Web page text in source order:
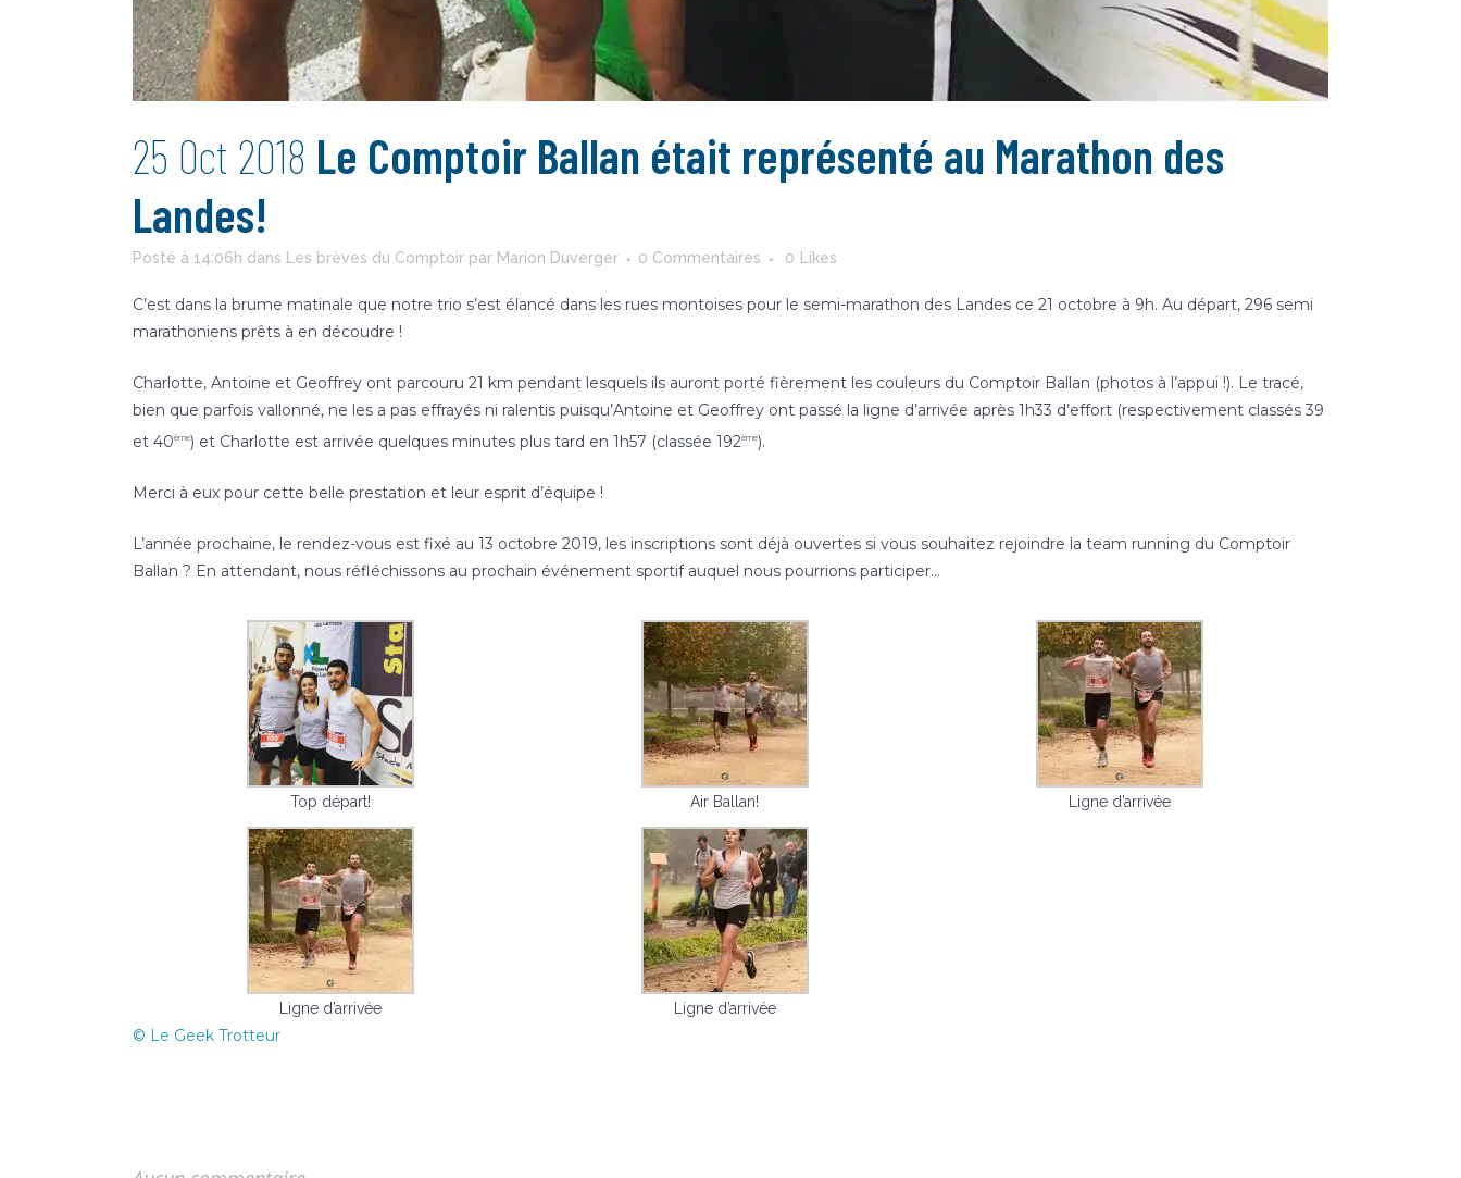
25 Oct 2018 Le Comptoir Ballan était représenté au Marathon des
Landes!
Posté à 14:06h dans Les brèves du Comptoir par Marion Duverger 0 Commentaires 0 Likes
C’est dans la brume matinale que notre trio s’est élancé dans les rues montoises pour le semi-marathon des Landes ce 21 octobre à 9h. Au départ, 296 semi
marathoniens prêts à en découdre !
Charlotte, Antoine et Geoffrey ont parcouru 21 km pendant lesquels ils auront porté fièrement les couleurs du Comptoir Ballan (photos à l’appui !). Le tracé,
bien que parfois vallonné, ne les a pas effrayés ni ralentis puisqu’Antoine et Geoffrey ont passé la ligne d’arrivée après 1h33 d’effort (respectivement classés 39
et 40ème) et Charlotte est arrivée quelques minutes plus tard en 1h57 (classée 192ème).
Merci à eux pour cette belle prestation et leur esprit d’équipe !
L’année prochaine, le rendez-vous est fixé au 13 octobre 2019, les inscriptions sont déjà ouvertes si vous souhaitez rejoindre la team running du Comptoir
Ballan ? En attendant, nous réfléchissons au prochain événement sportif auquel nous pourrions participer…
Top départ! Air Ballan! Ligne d’arrivée
Ligne d’arrivée Ligne d’arrivée
© Le Geek Trotteur